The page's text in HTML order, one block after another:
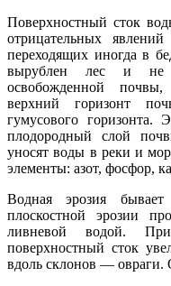
Поверхностный сток
отрицательных
переходящих иногда в
вырублен лес и не
освобожденной
верхний горизонт
гумусового горизонта.
плодородный слой
уносят воды в реки и
элементы: азот, фосфор,
Водная эрозия
плоскостной эрозии
ливневой водой.
поверхностный сток
вдоль склонов — овраги.